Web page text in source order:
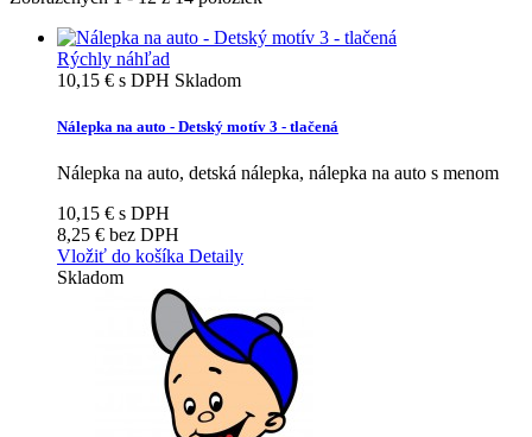
Rýchly náhľad
10,15 € s DPH Skladom
Nálepka na auto - Detský motív 3 - tlačená
Nálepka na auto, detská nálepka, nálepka na auto s menom
10,15 € s DPH
8,25 € bez DPH
Vložiť do košíka Detaily
Skladom